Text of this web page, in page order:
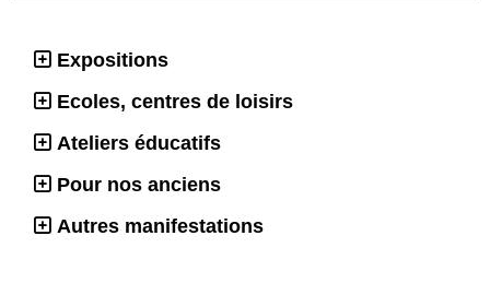
Expositions
Ecoles, centres de loisirs
Ateliers éducatifs
Pour nos anciens
Autres manifestations